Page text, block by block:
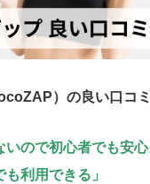
）の良い口コ
いので初心者でも安心
も利用できる」